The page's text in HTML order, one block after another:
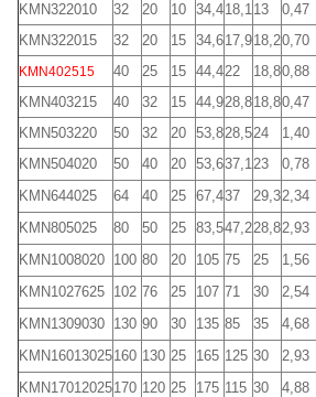
KMN322010
32 20 10 34,418,113 0,47
KMN322015
32 20 15 34,617,918,20,70
KMN402515 40 25 15 44,422 18,80,88
KMN403215
40 32 15 44,928,818,80,47
KMN503220
50 32 20 53,828,524 1,40
KMN504020
50 40 20 53,637,123 0,78
KMN644025
64 40 25 67,437 29,32,34
KMN805025
80 50 25 83,547,228,82,93
KMN1008020 100 80 20 105 75 25 1,56
KMN1027625 102 76 25 107 71 30 2,54
KMN1309030 130 90 30 135 85 35 4,68
KMN16013025160 130 25 165 125 30 2,93
KMN17012025170 120 25 175 115 30 4,88